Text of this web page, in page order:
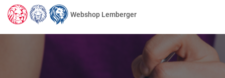
Webshop Lemberger